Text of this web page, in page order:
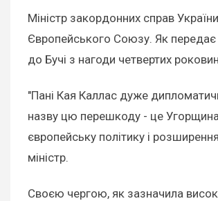
Міністр закордонних справ
Європейського Союзу. Як передає
до Бучі з нагоди четвертих
"Пані Кая Каллас дуже
назву цю перешкоду - це
європейську політику і
міністр.
Своєю чергою, як зазначила